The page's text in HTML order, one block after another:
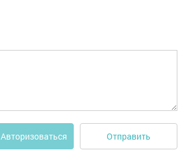
Авторизоваться Отправить